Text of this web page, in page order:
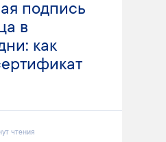
подпись
в
как
чтения